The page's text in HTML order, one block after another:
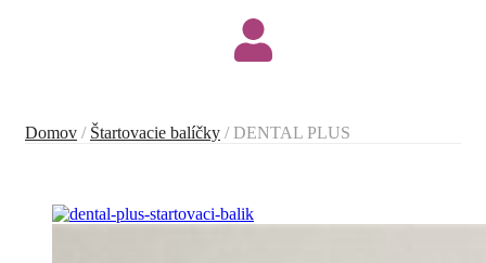
Domov / Štartovacie balíčky / DENTAL PLUS